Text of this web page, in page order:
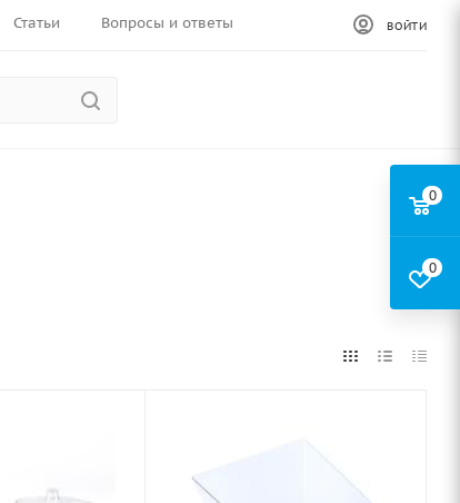
Статьи Вопросы и ответы ВОЙТИ
0
0